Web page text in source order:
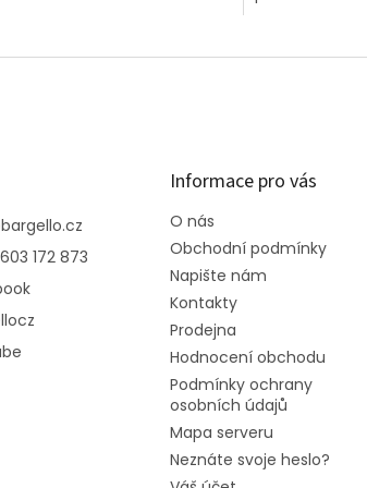
bargello.cz
172 873
Informace pro vás
O nás
Obchodní podmínky
Napište nám
Kontakty
Prodejna
Hodnocení obchodu
Podmínky ochrany
osobních údajů
Mapa serveru
Neznáte svoje heslo?